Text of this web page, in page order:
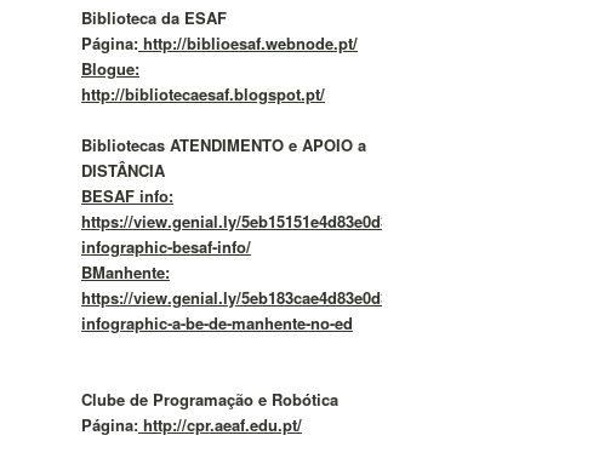
Biblioteca da ESAF
Página: http://biblioesaf.webnode.pt/
Blogue:
http://bibliotecaesaf.blogspot.pt/
Bibliotecas ATENDIMENTO e APOIO a
DISTÂNCIA
BESAF info:
https://view.genial.ly/5eb15151e4d83e0d37f292b4/vertical-
infographic-besaf-info/
BManhente:
https://view.genial.ly/5eb183cae4d83e0d37f2a57c/vertical-
infographic-a-be-de-manhente-no-ed
Clube de Programação e Robótica
Página: http://cpr.aeaf.edu.pt/